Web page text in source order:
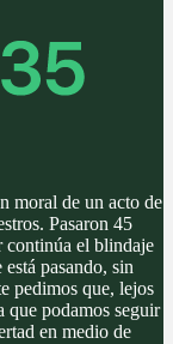
moral de un acto de
Pasaron 45
continúa el blindaje
pasando, sin
pedimos que, lejos
que podamos seguir
en medio de